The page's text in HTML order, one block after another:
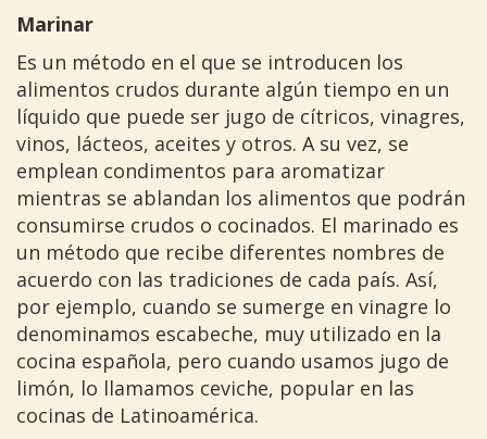
Marinar
Es un método en el que se introducen los
alimentos crudos durante algún tiempo en un
líquido que puede ser jugo de cítricos, vinagres,
vinos, lácteos, aceites y otros. A su vez, se
emplean condimentos para aromatizar
mientras se ablandan los alimentos que podrán
consumirse crudos o cocinados. El marinado es
un método que recibe diferentes nombres de
acuerdo con las tradiciones de cada país. Así,
por ejemplo, cuando se sumerge en vinagre lo
denominamos escabeche, muy utilizado en la
cocina española, pero cuando usamos jugo de
limón, lo llamamos ceviche, popular en las
cocinas de Latinoamérica.